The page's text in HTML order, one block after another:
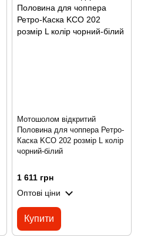
Мотошолом відкритий
Половина для чоппера Ретро-
Каска KCO 202 розмір L колір
чорний-білий
1 611 грн
Оптові ціни
Купити